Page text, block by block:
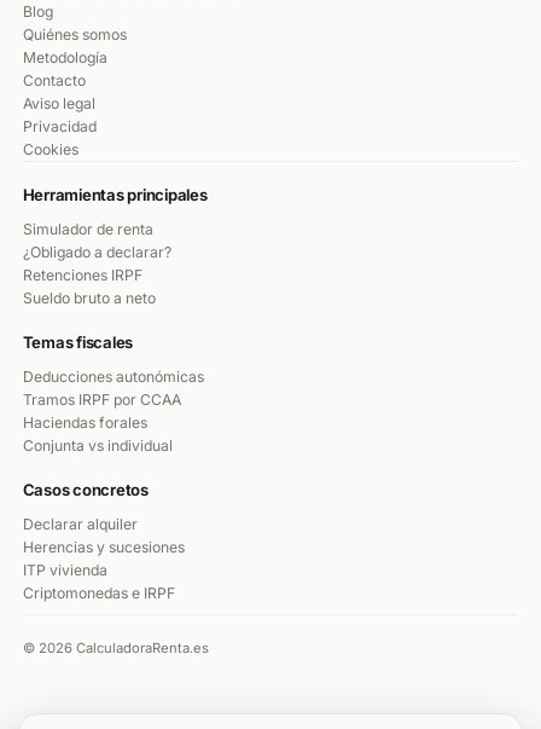
Blog
Quiénes somos
Metodología
Contacto
Aviso legal
Privacidad
Cookies
Herramientas principales
Simulador de renta
¿Obligado a declarar?
Retenciones IRPF
Sueldo bruto a neto
Temas fiscales
Deducciones autonómicas
Tramos IRPF por CCAA
Haciendas forales
Conjunta vs individual
Casos concretos
Declarar alquiler
Herencias y sucesiones
ITP vivienda
Criptomonedas e IRPF
© 2026 CalculadoraRenta.es